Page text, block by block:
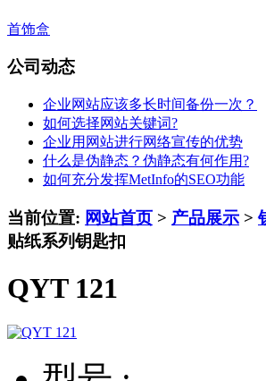
首饰盒
公司动态
企业网站应该多长时间备份一次？
如何选择网站关键词?
企业用网站进行网络宣传的优势
什么是伪静态？伪静态有何作用?
如何充分发挥MetInfo的SEO功能
当前位置: 网站首页 > 产品展示 >
贴纸系列钥匙扣
QYT 121